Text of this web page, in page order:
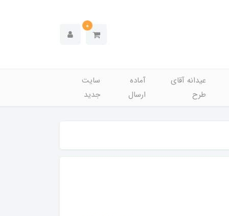
0
عیدانه آقای
طرح
آماده
ارسال
سایت
جدید